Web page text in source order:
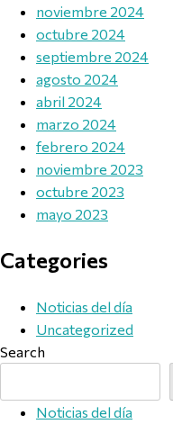
noviembre 2024
octubre 2024
septiembre 2024
agosto 2024
abril 2024
marzo 2024
febrero 2024
noviembre 2023
octubre 2023
mayo 2023
Categories
Noticias del día
Uncategorized
Search
Noticias del día